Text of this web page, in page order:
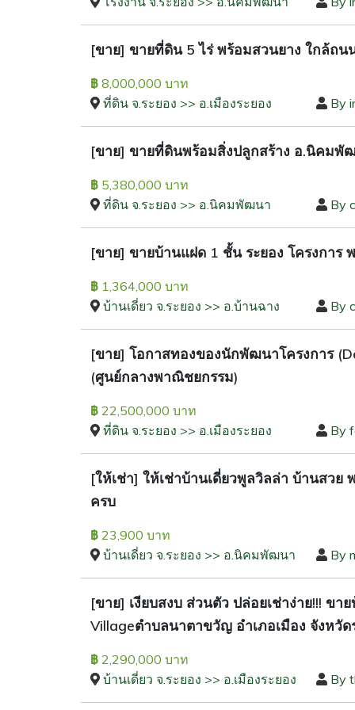
[ขาย] ขายที่ดิน 5 ไร่ พร้อมสวนยาง ใกล้ถน
฿ 8,000,000 บาท
ที่ดิน จ.ระยอง >> อ.เมืองระยอง
By
[ขาย] ขายที่ดินพร้อมสิ่งปลูกสร้าง อ.นิคมพั
฿ 5,380,000 บาท
ที่ดิน จ.ระยอง >> อ.นิคมพัฒนา
By
[ขาย] ขายบ้านแฝด 1 ชั้น ระยอง โครงการ
฿ 1,364,000 บาท
บ้านเดี่ยว จ.ระยอง >> อ.บ้านฉาง
By
[ขาย] โอกาสทองของนักพัฒนาโครงการ
(ศูนย์กลางพาณิชยกรรม)
฿ 22,500,000 บาท
ที่ดิน จ.ระยอง >> อ.เมืองระยอง
By
[ให้เช่า] ให้เช่าบ้านเดี่ยวพูลวิลล่า บ้านสว
ครบ
฿ 23,900 บาท
บ้านเดี่ยว จ.ระยอง >> อ.นิคมพัฒนา
By
[ขาย] เงียบสงบ ส่วนตัว ปล่อยเช่าง่าย!!! ข
Villageตำบลนาตาขวัญ อำเภอเมือง จังหวัด
฿ 2,290,000 บาท
บ้านเดี่ยว จ.ระยอง >> อ.เมืองระยอง
By